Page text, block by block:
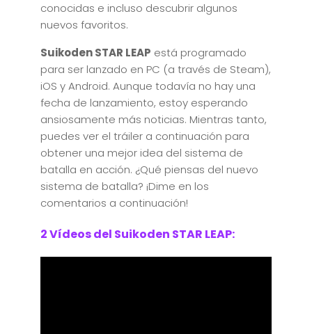
conocidas e incluso descubrir algunos
nuevos favoritos.
Suikoden STAR LEAP está programado
para ser lanzado en PC (a través de Steam),
iOS y Android. Aunque todavía no hay una
fecha de lanzamiento, estoy esperando
ansiosamente más noticias. Mientras tanto,
puedes ver el tráiler a continuación para
obtener una mejor idea del sistema de
batalla en acción. ¿Qué piensas del nuevo
sistema de batalla? ¡Dime en los
comentarios a continuación!
2 Vídeos del Suikoden STAR LEAP: